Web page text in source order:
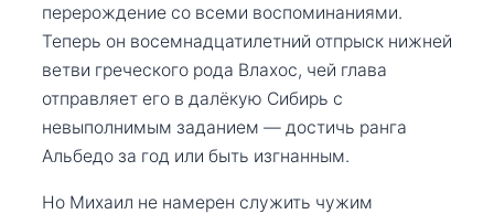
перерождение со всеми воспоминаниями.
Теперь он восемнадцатилетний отпрыск нижней
ветви греческого рода Влахос, чей глава
отправляет его в далёкую Сибирь с
невыполнимым заданием — достичь ранга
Альбедо за год или быть изгнанным.
Но Михаил не намерен служить чужим